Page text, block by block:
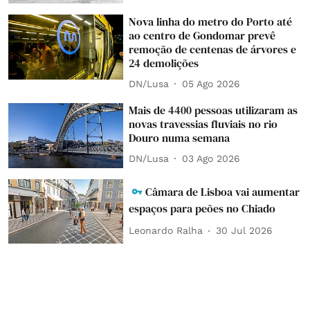
Nova linha do metro do Porto até
ao centro de Gondomar prevê
remoção de centenas de árvores e
24 demolições
DN/Lusa 05 Ago 2026
Mais de 4400 pessoas utilizaram as
novas travessias fluviais no rio
Douro numa semana
DN/Lusa 03 Ago 2026
Câmara de Lisboa vai aumentar
espaços para peões no Chiado
Leonardo Ralha 30 Jul 2026